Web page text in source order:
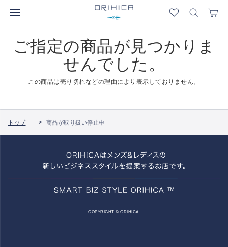
ご指定の商品が見つかりま
せんでした。
この商品は売り切れなどの理由により表示しておりません。
トップ 商品が取り扱い停止中
COPYRIGHT © ORIHICA.